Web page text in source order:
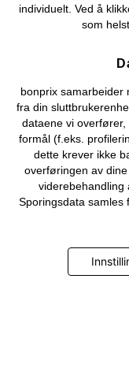
individuelt. Ved å
som
bonprix samarbeider
fra din
dataene vi
formål (f.eks.
dette krever ikke
overføringen av
viderebehandling
Sporingsdata samles
Adjust GmbH, Criteo
Communications
Ltd, RTB-House